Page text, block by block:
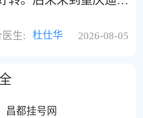
我之前的情况，重新制
时间后，白斑慢慢长出
生:
杜仕华 2026-08-05
昌都挂号网